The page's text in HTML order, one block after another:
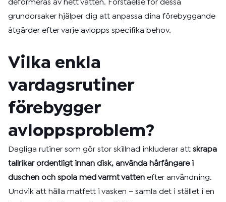
deformeras av hett vatten. Förståelse för dessa
grundorsaker hjälper dig att anpassa dina förebyggande
åtgärder efter varje avlopps specifika behov.
Vilka enkla
vardagsrutiner
förebygger
avloppsproblem?
Dagliga rutiner som gör stor skillnad inkluderar att skrapa
tallrikar ordentligt innan disk, använda hårfångare i
duschen och spola med varmt vatten efter användning.
Undvik att hälla matfett i vasken – samla det i stället i en